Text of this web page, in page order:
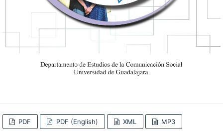
PDF PDF (English) XML MP3